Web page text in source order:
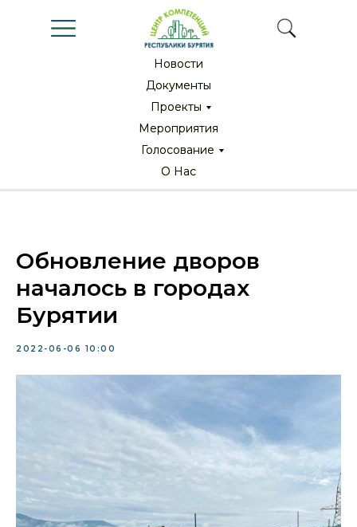
Новости
Новости
Документы
Документы
Мероприятия
Мероприятия
Проекты
Проекты
О Нас
О Нас
Голосование
Голосование
Обновление дворов
началось в городах
Бурятии
2022-06-06 10:00